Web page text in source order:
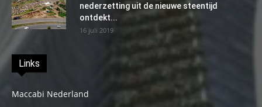
nederzetting uit de nieuwe steentijd
ontdekt...
16 juli 2019
Links
Maccabi Nederland